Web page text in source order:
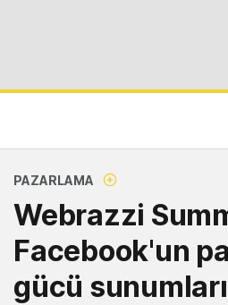
PAZARLAMA
Webrazzi
Facebook'un
gücü sunumları